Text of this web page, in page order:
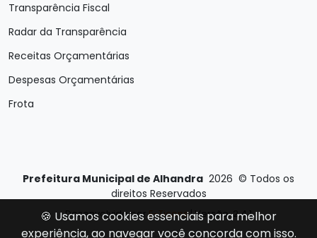
Transparência Fiscal
Radar da Transparência
Receitas Orçamentárias
Despesas Orçamentárias
Frota
Prefeitura Municipal de Alhandra 2026 © Todos os
direitos Reservados
Desenvolvido porE-Ticons| Versão: 2.4.1
🍪 Usamos cookies essenciais para melhor
experiência, ao navegar você concorda com isso.